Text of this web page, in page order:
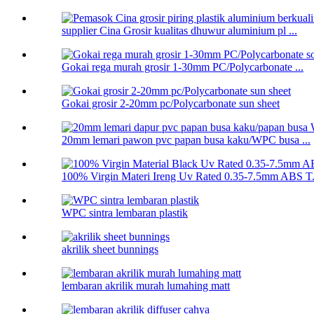
supplier Cina Grosir kualitas dhuwur aluminium pl ...
Gokai rega murah grosir 1-30mm PC/Polycarbonate ...
Gokai grosir 2-20mm pc/Polycarbonate sun sheet
20mm lemari pawon pvc papan busa kaku/WPC busa ...
100% Virgin Materi Ireng Uv Rated 0.35-7.5mm ABS
WPC sintra lembaran plastik
akrilik sheet bunnings
lembaran akrilik murah lumahing matt